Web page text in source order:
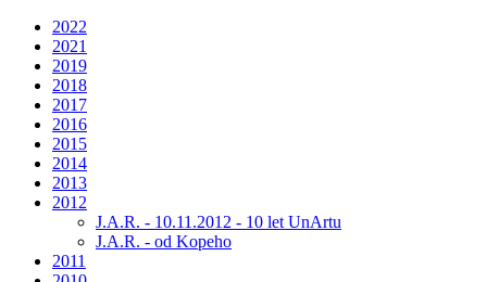
2022
2021
2019
2018
2017
2016
2015
2014
2013
2012
J.A.R. - 10.11.2012 - 10 let UnArtu
J.A.R. - od Kopeho
2011